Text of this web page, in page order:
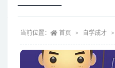
当前位置： 首页 自学成才